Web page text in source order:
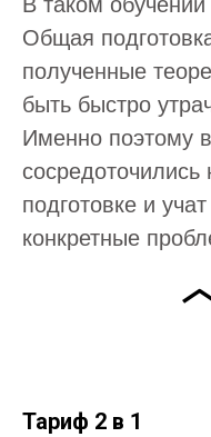
Общая
полученные
быть быстро
Именно поэтому
подготовке и
конкретные
Тариф 2 в 1